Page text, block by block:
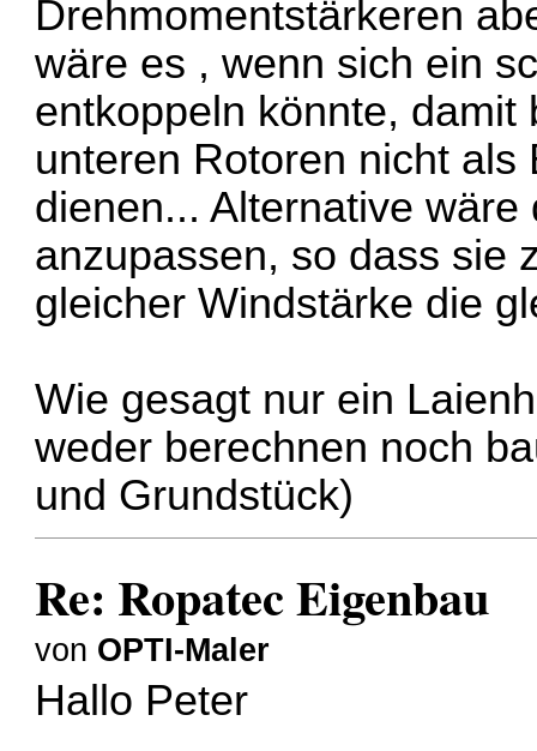
Drehmomentstärkeren
wäre es , wenn sich ein
entkoppeln könnte,
unteren Rotoren nicht
dienen... Alternative
anzupassen, so dass sie
gleicher Windstärke die
Wie gesagt nur ein
weder berechnen noch
und Grundstück)
Re: Ropatec Eigenbau
von OPTI-Maler
Hallo Peter